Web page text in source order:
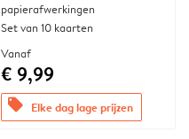
papierafwerkingen
Set van 10 kaarten
Vanaf
€ 9,99
offers Elke dag lage prijzen